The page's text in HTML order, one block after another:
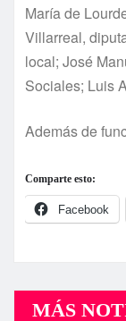
Marí­a de
Villarreal,
local; José
Sociales; Luis
Además de
Comparte esto:
Facebook
MÁS